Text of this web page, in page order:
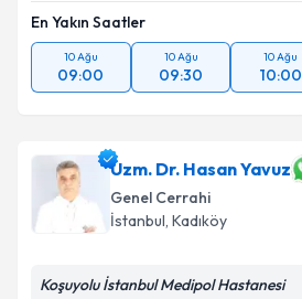
En Yakın Saatler
10 Ağu
09:00
10 Ağu
09:30
10 Ağu
10:00
Uzm. Dr. Hasan Yavuz
Genel Cerrahi
İstanbul, Kadıköy
Koşuyolu İstanbul Medipol Hastanesi